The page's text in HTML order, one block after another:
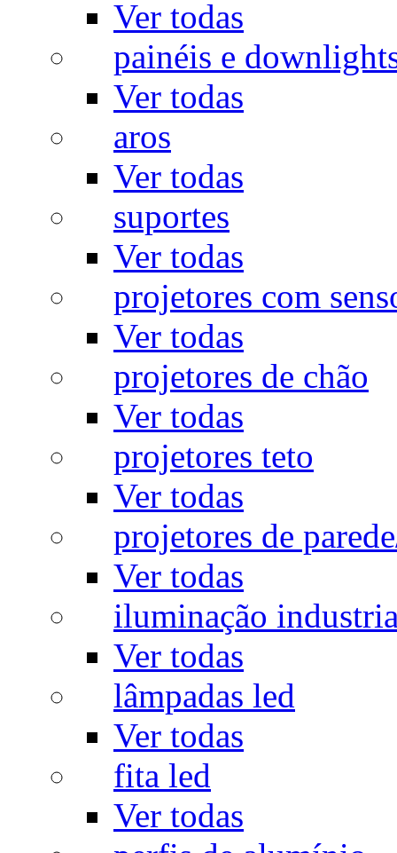
Ver todas
painéis e
Ver todas
aros
Ver todas
suportes
Ver todas
projetores com
Ver todas
projetores de chão
Ver todas
projetores teto
Ver todas
projetores de
Ver todas
iluminação
Ver todas
lâmpadas led
Ver todas
fita led
Ver todas